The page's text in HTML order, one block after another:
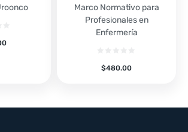
Marco Normativo para
Profesionales en
Enfermería
$480.00